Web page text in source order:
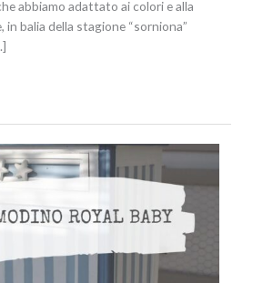
abbiamo adattato ai colori e alla
in balia della stagione “sorniona”